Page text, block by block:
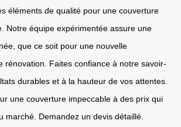
éléments de qualité pour une couverture
Notre équipe expérimentée assure une
que ce soit pour une nouvelle
rénovation. Faites confiance à notre savoir-
durables et à la hauteur de vos attentes.
une couverture impeccable à des prix qui
marché. Demandez un devis détaillé.